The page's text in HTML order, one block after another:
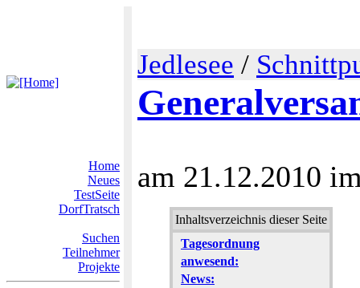
Jedlesee /
Home
Neues
TestSeite
DorfTratsch
Suchen
Teilnehmer
Projekte
am 21.12.2010
Inhaltsverzeichnis dieser Seite
Tagesordnung
anwesend:
News: